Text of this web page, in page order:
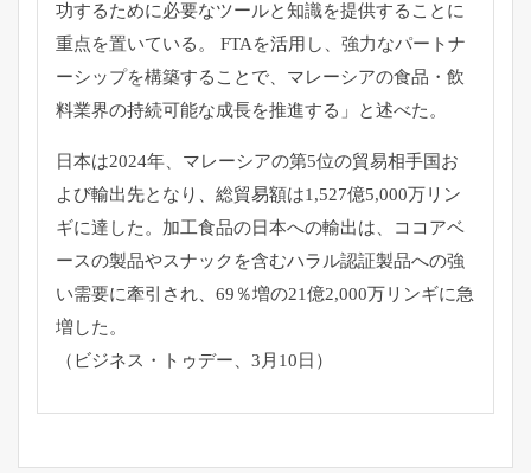
功するために必要なツールと知識を提供することに
重点を置いている。 FTAを活用し、強力なパートナ
ーシップを構築することで、 マレーシアの食品・飲
料業界の持続可能な成長を推進する」
と述べた。
日本は2024年、 マレーシアの第5位の貿易相手国お
よび輸出先となり、 総貿易額は1,527億5,000万リン
ギに達した。 加工食品の日本への輸出は、
ココアベ
ースの製品やスナックを含むハラル認証製品への強
い需要に牽引され、69％増の21億2,000万リンギに急
増した。
（ビジネス・トゥデー、3月10日）